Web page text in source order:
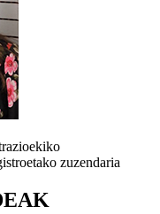
zuzendaria